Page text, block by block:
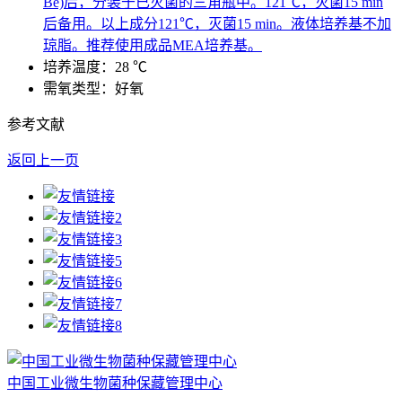
后备用。以上成分121℃，灭菌15 min。液体培养基不加
琼脂。推荐使用成品MEA培养基。
培养温度：28 ℃
需氧类型：好氧
参考文献
返回上一页
中国工业微生物菌种保藏管理中心